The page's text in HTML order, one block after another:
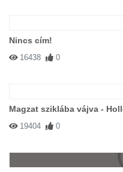
Nincs cím!
16438 0
Magzat sziklába vájva -
19404 0